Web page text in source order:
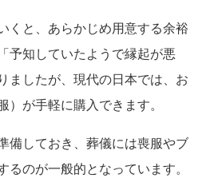
くと、あらかじめ用意する余裕
予知していたようで縁起が悪
ましたが、現代の日本では、お
）が手軽に購入できます。
備しておき、葬儀には喪服やブ
るのが一般的となっています。